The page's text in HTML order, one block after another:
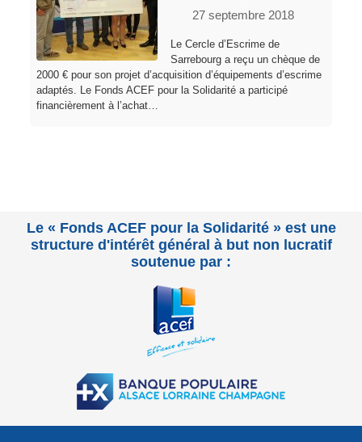
27 septembre 2018
Le Cercle d’Escrime de
Sarrebourg a reçu un chèque de
2000 € pour son projet d’acquisition d’équipements d’escrime
adaptés. Le Fonds ACEF pour la Solidarité a participé
financièrement à l’achat…
Le « Fonds ACEF pour la Solidarité » est une
structure d'intérêt général à but non lucratif
soutenue par :